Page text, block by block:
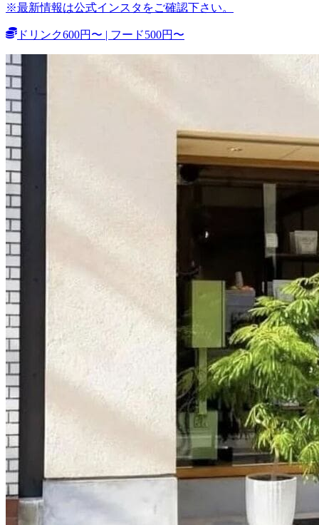
※最新情報は公式インスタをご確認下さい。
ドリンク600円〜 | フード500円〜